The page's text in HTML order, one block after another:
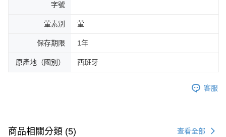
字號
葷素別 葷
保存期限 1年
原產地（國別） 西班牙
客服
商品相關分類 (5) 查看全部